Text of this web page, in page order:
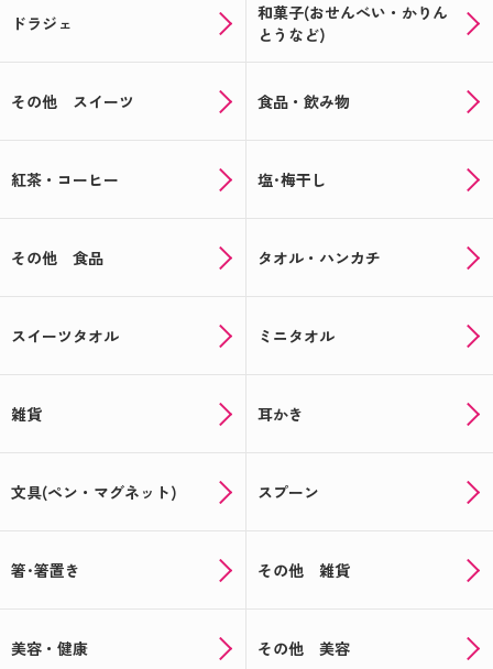
ドラジェ
和菓子(おせんべい・かりん
とうなど)
その他 スイーツ 食品・飲み物
紅茶・コーヒー 塩･梅干し
その他 食品 タオル・ハンカチ
スイーツタオル ミニタオル
雑貨 耳かき
文具(ペン・マグネット) スプーン
箸･箸置き その他 雑貨
美容・健康 その他 美容